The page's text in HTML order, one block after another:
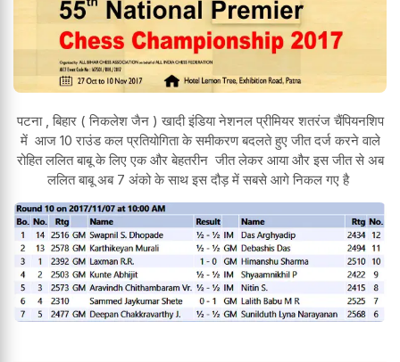
पटना , बिहार ( निकलेश जैन ) खादी इंडिया नेशनल प्रीमियर शतरंज चैंपियनशिप
में आज 10 राउंड कल प्रतियोगिता के समीकरण बदलते हुए जीत दर्ज करने वाले
रोहित ललित बाबू के लिए एक और बेहतरीन जीत लेकर आया और इस जीत से अब
ललित बाबू अब 7 अंको के साथ इस दौड़ में सबसे आगे निकल गए है